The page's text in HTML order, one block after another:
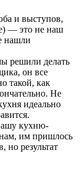
и выступов,
— это не наш
нашли
решили делать
он все
такой, как
Не
идеально
кухню-
им пришлось
но результат